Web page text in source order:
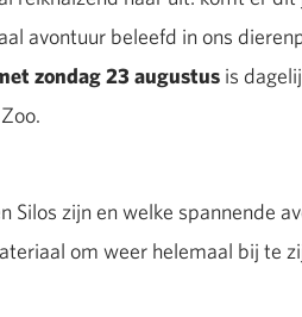
avontuur beleefd in ons
zondag 23 augustus is
zijn en welke spannende
om weer helemaal bij te